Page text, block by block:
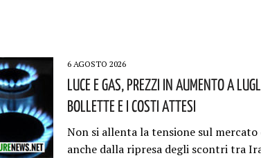
6 AGOSTO 2026
Luce E Gas, Prezzi In Aumento A
Bollette E I Costi Attesi
Non si allenta la tensione sul
anche dalla ripresa degli scontri tra